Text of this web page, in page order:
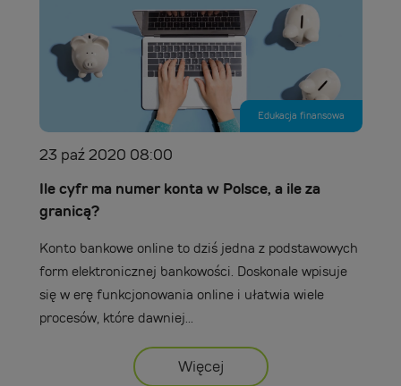
Edukacja finansowa
23 paź 2020 08:00
Ile cyfr ma numer konta w Polsce, a ile za
granicą?
Konto bankowe online to dziś jedna z podstawowych
form elektronicznej bankowości. Doskonale wpisuje
się w erę funkcjonowania online i ułatwia wiele
procesów, które dawniej...
Więcej